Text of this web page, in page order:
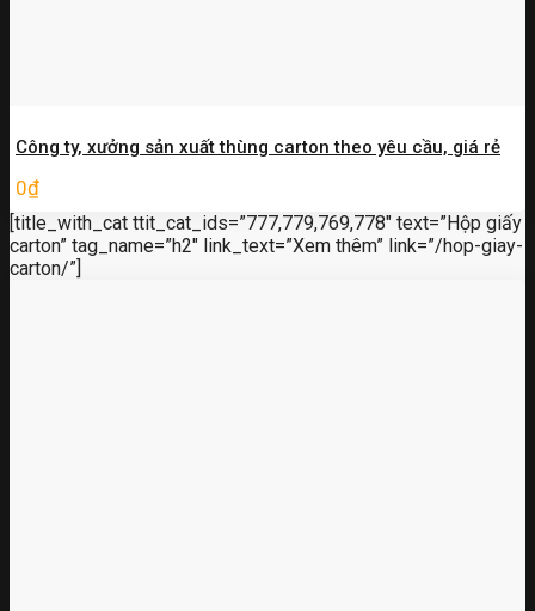
Công ty, xưởng sản xuất thùng carton theo yêu cầu, giá rẻ
0₫
[title_with_cat ttit_cat_ids=”777,779,769,778″ text=”Hộp giấy
carton” tag_name=”h2″ link_text=”Xem thêm” link=”/hop-giay-
carton/”]